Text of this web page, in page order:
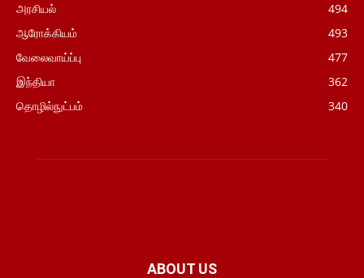
அரசியல்
494
ஆரோக்கியம்
493
வேலைவாய்ப்பு
477
இந்தியா
362
தொழில்நுட்பம்
340
ABOUT US